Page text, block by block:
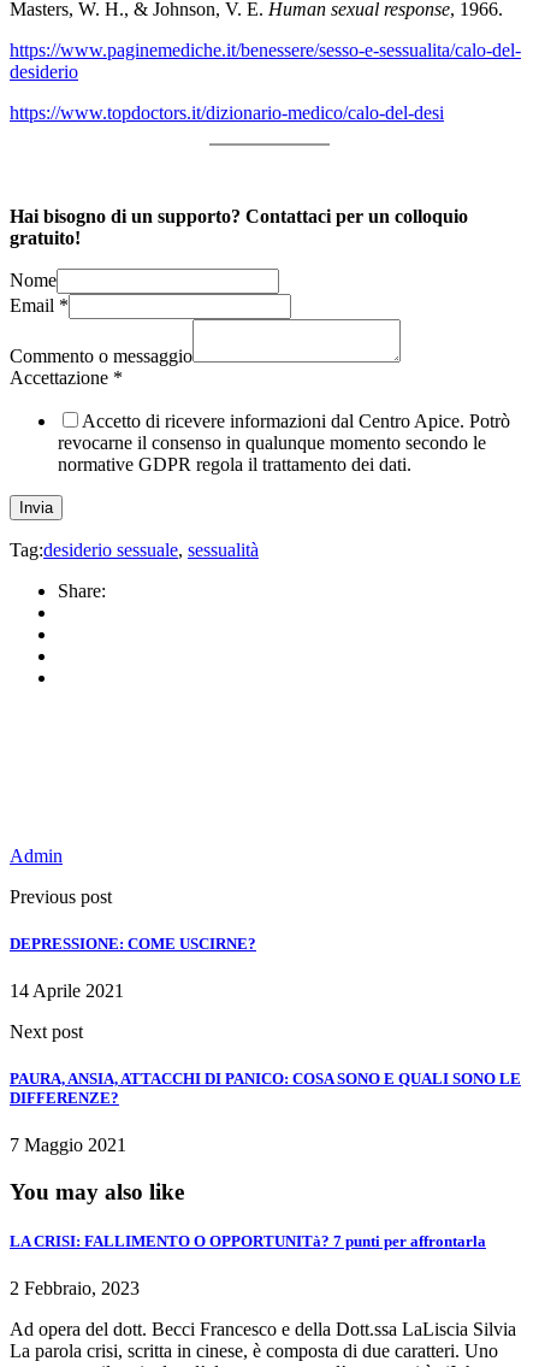
Masters, W. H., & Johnson, V. E. Human sexual response, 1966.
https://www.paginemediche.it/benessere/sesso-e-sessualita/calo-del-
desiderio
https://www.topdoctors.it/dizionario-medico/calo-del-desi
Hai bisogno di un supporto? Contattaci per un colloquio
gratuito!
Nome
Email *
Commento o messaggio
Accettazione *
Accetto di ricevere informazioni dal Centro Apice. Potrò
revocarne il consenso in qualunque momento secondo le
normative GDPR regola il trattamento dei dati.
Invia
Tag:desiderio sessuale, sessualità
Share:
Admin
Previous post
DEPRESSIONE: COME USCIRNE?
14 Aprile 2021
Next post
PAURA, ANSIA, ATTACCHI DI PANICO: COSA SONO E QUALI SONO LE
DIFFERENZE?
7 Maggio 2021
You may also like
LA CRISI: FALLIMENTO O OPPORTUNITà? 7 punti per affrontarla
2 Febbraio, 2023
Ad opera del dott. Becci Francesco e della Dott.ssa LaLiscia Silvia
La parola crisi, scritta in cinese, è composta di due caratteri. Uno